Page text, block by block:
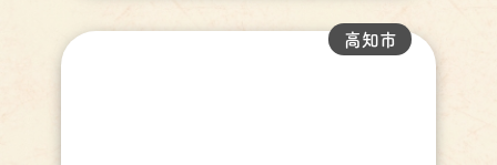
高知市